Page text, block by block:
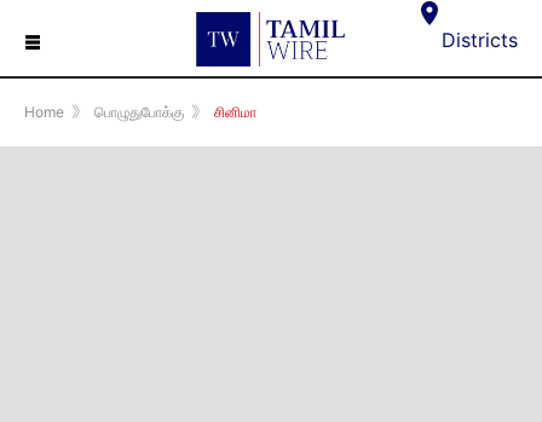
☰ Districts
Home 》 பொழுதுபோக்கு 》 சினிமா